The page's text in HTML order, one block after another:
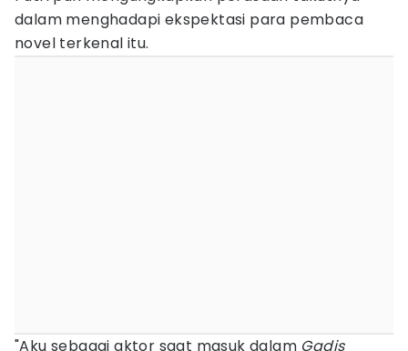
dalam menghadapi ekspektasi para pembaca
novel terkenal itu.
"Aku sebagai aktor saat masuk dalam Gadis